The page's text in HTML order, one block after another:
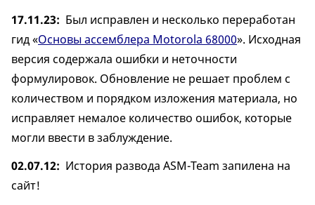
17.11.23
Был исправлен и несколько переработан
гид «Основы ассемблера Motorola 68000». Исходная
версия содержала ошибки и неточности
формулировок. Обновление не решает проблем с
количеством и порядком изложения материала, но
исправляет немалое количество ошибок, которые
могли ввести в заблуждение.
02.07.12
История развода ASM-Team запилена на
сайт!